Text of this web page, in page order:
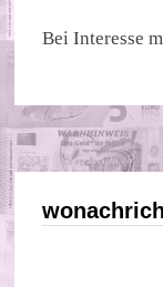
Bei Interesse